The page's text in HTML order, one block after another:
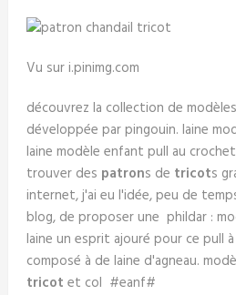
Vu sur i.pinimg.com
découvrez la collection de modèles
développée par pingouin. laine
laine modèle enfant pull au
trouver des patrons de tricots
internet, j'ai eu l'idée, peu de
blog, de proposer une phildar :
laine un esprit ajouré pour ce pull
composé à de laine d'agneau.
tricot et col #eanf#